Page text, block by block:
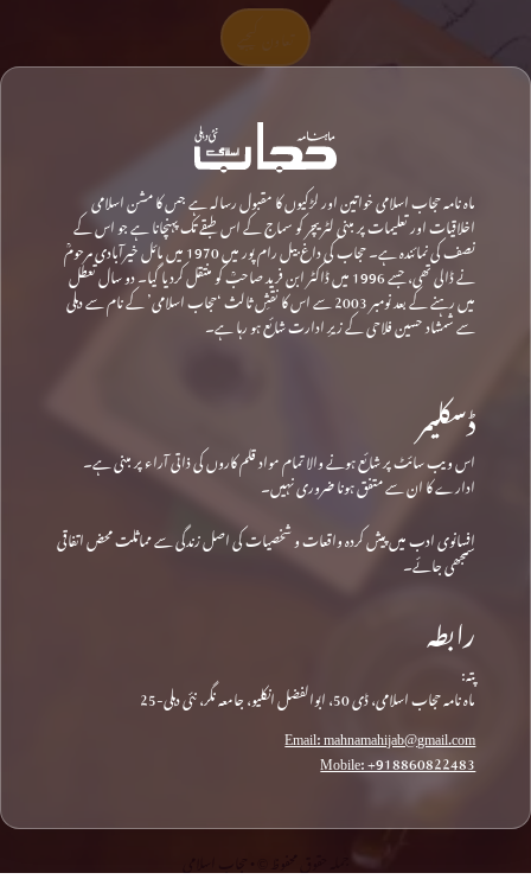
ماہ نامہ حجاب اسلامی خواتین اور لڑکیوں کا مقبول رسالہ ہے جس کا مشن اسلامی
اخلاقیات اور تعلیمات پر مبنی لٹریچر کو سماج کے اس طبقے تک پہنچانا ہے جو اس کے
نصف کی نمائندہ ہے۔ حجاب کی داغ بیل رام پور میں 1970 میں مائل خیرآبادی مرحومؒ
نے ڈالی تھی، جسے 1996 میں ڈاکٹر ابن فرید صاحبؒ کو منتقل کردیا گیا۔ دو سال تعطل
میں رہنے کے بعد نومبر 2003 سے اس کا نقشِ ثالث ‘حجاب اسلامی’ کے نام سے دہلی
سے شمشاد حسین فلاحی کے زیرِ ادارت شائع ہو رہا ہے۔
ڈسکلیمر
اس ویب سائٹ پر شائع ہونے والا تمام مواد قلم کاروں کی ذاتی آراء پر مبنی ہے۔
ادارے کا ان سے متفق ہونا ضروری نہیں۔
افسانوی ادب میں پیش کردہ واقعات و شخصیات کی اصل زندگی سے مماثلت محض اتفاقی
سمجھی جائے۔
رابطہ
پتہ:
ماہ نامہ حجاب اسلامی، ڈی 50، ابوالفضل انکلیو، جامعہ نگر، نئی دہلی-25
Email: mahnamahijab@gmail.com
Mobile: +918860822483